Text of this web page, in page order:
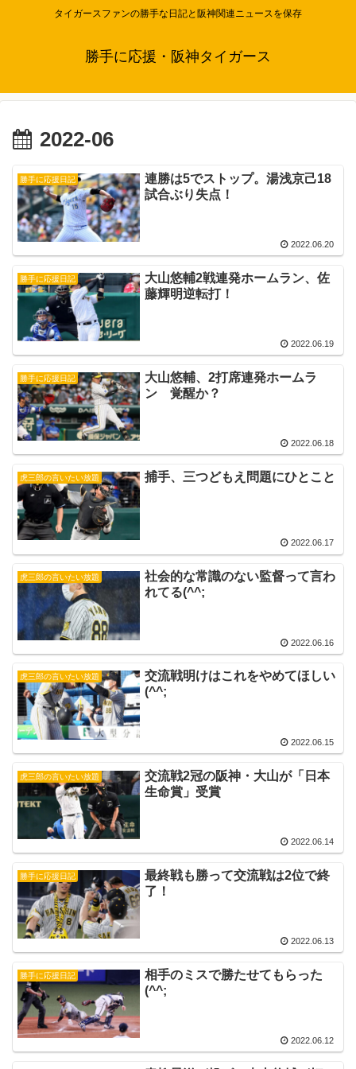
タイガースファンの勝手な日記と阪神関連ニュースを保存
勝手に応援・阪神タイガース
2022-06
勝手に応援日記
連勝は5でストップ。湯浅京己18
試合ぶり失点！
2022.06.20
勝手に応援日記
大山悠輔2戦連発ホームラン、佐
藤輝明逆転打！
2022.06.19
勝手に応援日記
大山悠輔、2打席連発ホームラ
ン 覚醒か？
2022.06.18
虎三郎の言いたい放題 捕手、三つどもえ問題にひとこと
2022.06.17
虎三郎の言いたい放題
社会的な常識のない監督って言わ
れてる(^^;
2022.06.16
虎三郎の言いたい放題
交流戦明けはこれをやめてほしい
(^^;
2022.06.15
虎三郎の言いたい放題
交流戦2冠の阪神・大山が「日本
生命賞」受賞
2022.06.14
勝手に応援日記
最終戦も勝って交流戦は2位で終
了！
2022.06.13
勝手に応援日記
相手のミスで勝たせてもらった
(^^;
2022.06.12